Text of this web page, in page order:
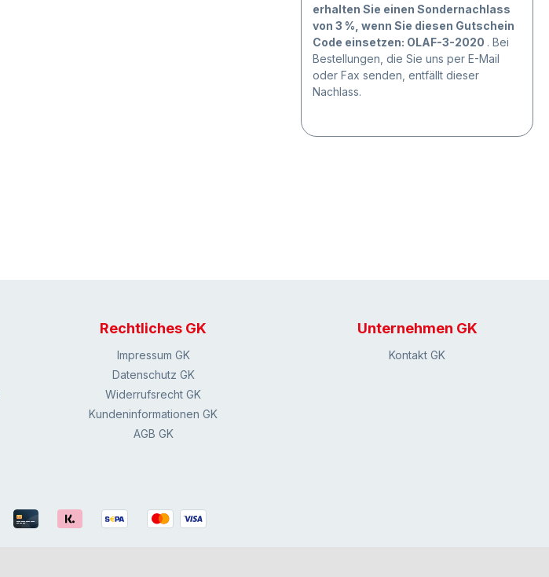
erhalten Sie einen Sondernachlass
von 3 %, wenn Sie diesen Gutschein
Code einsetzen: OLAF-3-2020 . Bei
Bestellungen, die Sie uns per E-Mail
oder Fax senden, entfällt dieser
Nachlass.
Rechtliches GK
Impressum GK
Datenschutz GK
Widerrufsrecht GK
Kundeninformationen GK
AGB GK
Unternehmen GK
Kontakt GK